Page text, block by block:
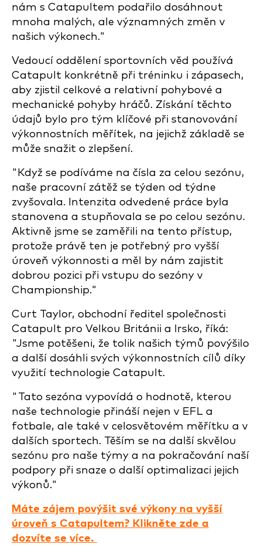
nám s Catapultem podařilo dosáhnout
mnoha malých, ale významných změn v
našich výkonech."
Vedoucí oddělení sportovních věd používá
Catapult konkrétně při tréninku i zápasech,
aby zjistil celkové a relativní pohybové a
mechanické pohyby hráčů. Získání těchto
údajů bylo pro tým klíčové při stanovování
výkonnostních měřítek, na jejichž základě se
může snažit o zlepšení.
"Když se podíváme na čísla za celou sezónu,
naše pracovní zátěž se týden od týdne
zvyšovala. Intenzita odvedené práce byla
stanovena a stupňovala se po celou sezónu.
Aktivně jsme se zaměřili na tento přístup,
protože právě ten je potřebný pro vyšší
úroveň výkonnosti a měl by nám zajistit
dobrou pozici při vstupu do sezóny v
Championship."
Curt Taylor, obchodní ředitel společnosti
Catapult pro Velkou Británii a Irsko, říká:
"Jsme potěšeni, že tolik našich týmů povýšilo
a další dosáhli svých výkonnostních cílů díky
využití technologie Catapult.
"Tato sezóna vypovídá o hodnotě, kterou
naše technologie přináší nejen v EFL a
fotbale, ale také v celosvětovém měřítku a v
dalších sportech. Těším se na další skvělou
sezónu pro naše týmy a na pokračování naší
podpory při snaze o další optimalizaci jejich
výkonů."
Máte zájem povýšit své výkony na vyšší
úroveň s Catapultem? Klikněte zde a
dozvíte se více.